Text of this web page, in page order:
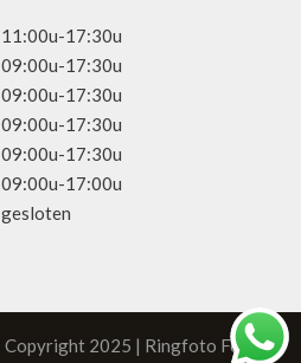
11:00u-17:30u
09:00u-17:30u
09:00u-17:30u
09:00u-17:30u
09:00u-17:30u
09:00u-17:00u
gesloten
Copyright 2025 | Ringfoto Focus